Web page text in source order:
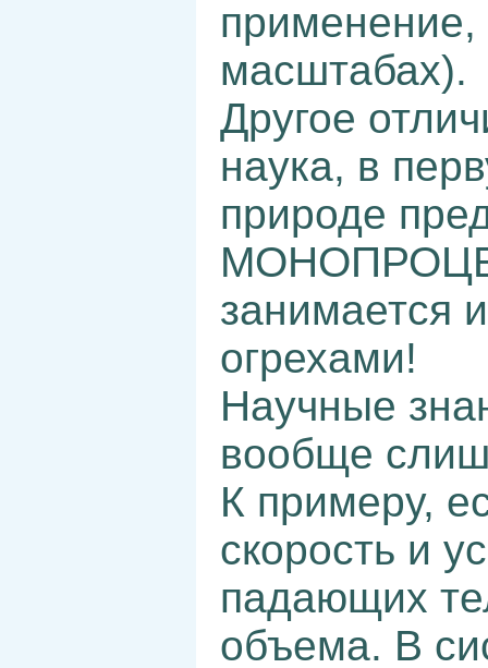
применение,
масштабах).
Другое
наука, в
природе
занимается
огрехами!
Научные
вообще
К примеру,
скорость и
падающих
объема. В